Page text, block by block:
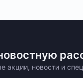
акции, новости и